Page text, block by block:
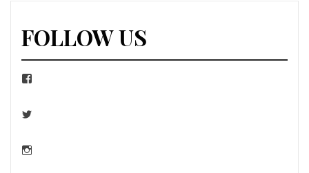
FOLLOW US
Facebook
Twitter
Instagram